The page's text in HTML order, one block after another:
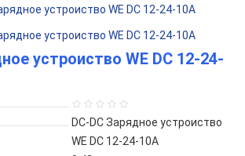
устроиство WE DC 12-24-
DC-DC Зарядное устроиство
WE DC 12-24-10А